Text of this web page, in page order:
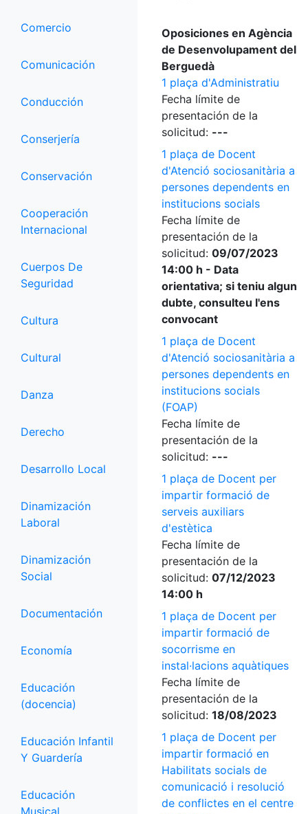
Comercio
Comunicación
Conducción
Conserjería
Conservación
Cooperación
Internacional
Cuerpos De
Seguridad
Cultura
Cultural
Danza
Derecho
Desarrollo Local
Dinamización
Laboral
Dinamización
Social
Documentación
Economía
Educación
(docencia)
Educación Infantil
Y Guardería
Educación
Musical
Oposiciones en Agència
de Desenvolupament del
Berguedà
1 plaça d'Administratiu
Fecha límite de
presentación de la
solicitud: ---
1 plaça de Docent
d'Atenció sociosanitària a
persones dependents en
institucions socials
Fecha límite de
presentación de la
solicitud: 09/07/2023
14:00 h - Data
orientativa; si teniu algun
dubte, consulteu l'ens
convocant
1 plaça de Docent
d'Atenció sociosanitària a
persones dependents en
institucions socials
(FOAP)
Fecha límite de
presentación de la
solicitud: ---
1 plaça de Docent per
impartir formació de
serveis auxiliars
d'estètica
Fecha límite de
presentación de la
solicitud: 07/12/2023
14:00 h
1 plaça de Docent per
impartir formació de
socorrisme en
instal·lacions aquàtiques
Fecha límite de
presentación de la
solicitud: 18/08/2023
1 plaça de Docent per
impartir formació en
Habilitats socials de
comunicació i resolució
de conflictes en el centre